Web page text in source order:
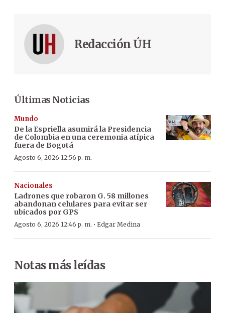
Redacción ÚH
Últimas Noticias
Mundo
De la Espriella asumirá la Presidencia
de Colombia en una ceremonia atípica
fuera de Bogotá
Agosto 6, 2026 12:56 p. m.
Nacionales
Ladrones que robaron G. 58 millones
abandonan celulares para evitar ser
ubicados por GPS
Agosto 6, 2026 12:46 p. m. · Edgar Medina
Notas más leídas